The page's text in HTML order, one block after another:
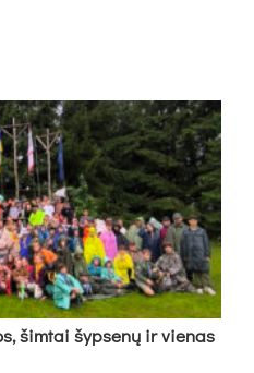
šim­tai šyp­se­nų ir vie­nas